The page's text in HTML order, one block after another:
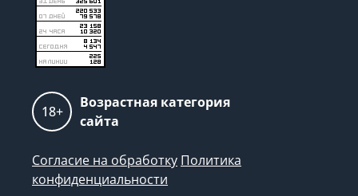
18+
Возрастная категория
сайта
Согласие на обработку Политика
конфиденциальности